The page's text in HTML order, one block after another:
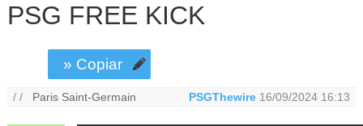
PSG FREE KICK
» Copiar
/ / Paris Saint-Germain PSGThewire 16/09/2024 16:13